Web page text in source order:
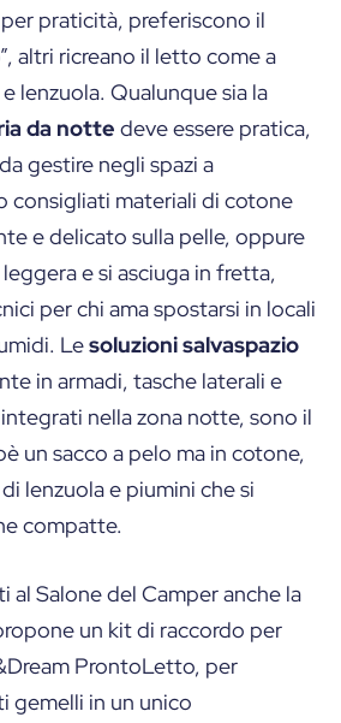
praticità, preferiscono il
altri ricreano il letto come a
lenzuola. Qualunque sia la
da notte deve essere pratica,
gestire negli spazi a
consigliati materiali di cotone
e delicato sulla pelle, oppure
e si asciuga in fretta,
per chi ama spostarsi in locali
Lesoluzioni salvaspazio
in armadi, tasche laterali e
nella zona notte, sono il
un sacco a pelo ma in cotone,
di lenzuola e piumini che si
compatte.
al Salone del Camper anche la
un kit di raccordo per
ProntoLetto, per
gemelli in un unico